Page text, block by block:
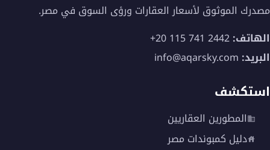
مصدرك الموثوق لأسعار العقارات ورؤى السوق في مصر.
الهاتف:+20 115 741 2442
البريد: info@aqarsky.com
استكشف
المطورين العقاريين
دليل كمبوندات مصر